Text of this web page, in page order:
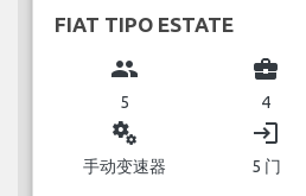
FIAT TIPO ESTATE
group
5
business_center
4
miscellaneous_services
手动变速器
login
5 门